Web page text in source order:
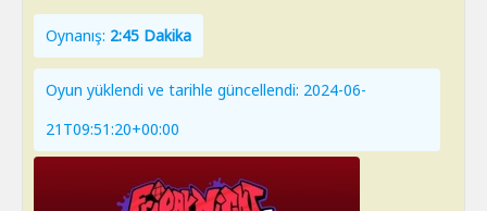
Oynanış: 2:45 Dakika
Oyun yüklendi ve tarihle güncellendi: 2024-06-
21T09:51:20+00:00